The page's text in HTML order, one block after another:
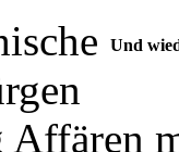
Und